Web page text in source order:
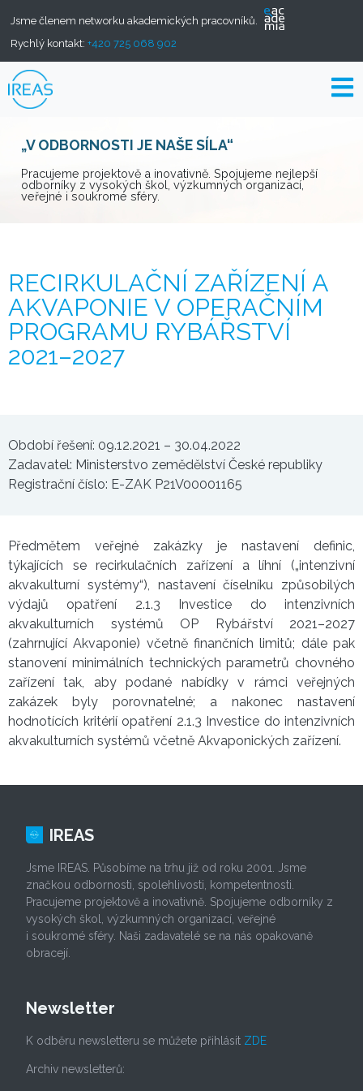
Jsme členem networku akademických pracovníků.
Rychlý kontakt: +420 725 068 902
„V ODBORNOSTI JE NAŠE SÍLA“
Pracujeme projektově a inovativně. Spojujeme nejlepší
odborníky z vysokých škol, výzkumných organizací,
veřejné i soukromé sféry.
RECIRKULAČNÍ ZAŘÍZENÍ A
AKVAPONIE V OPERAČNÍM
PROGRAMU RYBÁŘSTVÍ
2021–2027
Období řešení: 09.12.2021 – 30.04.2022
Zadavatel: Ministerstvo zemědělství České republiky
Registrační číslo: E-ZAK P21V00001165
Předmětem veřejné zakázky je nastavení definic,
týkajících se recirkulačních zařízení a líhní („intenzivní
akvakulturní systémy“), nastavení číselníku způsobilých
výdajů opatření 2.1.3 Investice do intenzivních
akvakulturních systémů OP Rybářství 2021–2027
(zahrnující Akvaponie) včetně finančních limitů; dále pak
stanovení minimálních technických parametrů chovného
zařízení tak, aby podané nabídky v rámci veřejných
zakázek byly porovnatelné; a nakonec nastavení
hodnotících kritérií opatření 2.1.3 Investice do intenzivních
akvakulturních systémů včetně Akvaponických zařízení.
IREAS
Jsme IREAS. Působíme na trhu již od roku 2001. Jsme
značkou odbornosti, spolehlivosti, kompetentnosti.
Pracujeme projektově a inovativně. Spojujeme odborníky z
vysokých škol, výzkumných organizací, veřejné
i soukromé sféry. Naši zadavatelé se na nás opakovaně
obracejí.
Newsletter
K odběru newsletteru se můžete přihlásit ZDE
Archiv newsletterů: